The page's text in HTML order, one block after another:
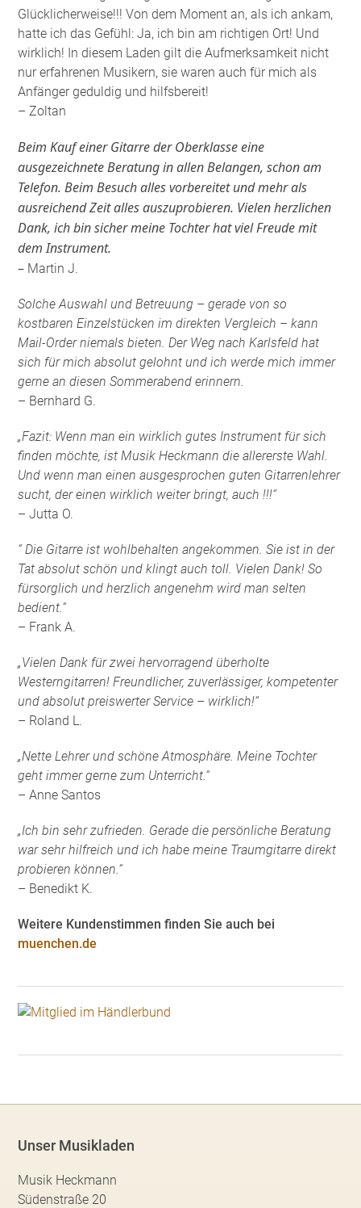
Glücklicherweise!!! Von dem Moment an, als ich ankam,
hatte ich das Gefühl: Ja, ich bin am richtigen Ort! Und
wirklich! In diesem Laden gilt die Aufmerksamkeit nicht
nur erfahrenen Musikern, sie waren auch für mich als
Anfänger geduldig und hilfsbereit!
– Zoltan
Beim Kauf einer Gitarre der Oberklasse eine
ausgezeichnete Beratung in allen Belangen, schon am
Telefon. Beim Besuch alles vorbereitet und mehr als
ausreichend Zeit alles auszuprobieren. Vielen herzlichen
Dank, ich bin sicher meine Tochter hat viel Freude mit
dem Instrument.
– Martin J.
Solche Auswahl und Betreuung – gerade von so
kostbaren Einzelstücken im direkten Vergleich – kann
Mail-Order niemals bieten. Der Weg nach Karlsfeld hat
sich für mich absolut gelohnt und ich werde mich immer
gerne an diesen Sommerabend erinnern.
– Bernhard G.
„Fazit: Wenn man ein wirklich gutes Instrument für sich
finden möchte, ist Musik Heckmann die allererste Wahl.
Und wenn man einen ausgesprochen guten Gitarrenlehrer
sucht, der einen wirklich weiter bringt, auch !!!“
– Jutta O.
“ Die Gitarre ist wohlbehalten angekommen. Sie ist in der
Tat absolut schön und klingt auch toll. Vielen Dank! So
fürsorglich und herzlich angenehm wird man selten
bedient.“
– Frank A.
„Vielen Dank für zwei hervorragend überholte
Westerngitarren! Freundlicher, zuverlässiger, kompetenter
und absolut preiswerter Service – wirklich!“
– Roland L.
„Nette Lehrer und schöne Atmosphäre. Meine Tochter
geht immer gerne zum Unterricht.“
– Anne Santos
„Ich bin sehr zufrieden. Gerade die persönliche Beratung
war sehr hilfreich und ich habe meine Traumgitarre direkt
probieren können.“
– Benedikt K.
Weitere Kundenstimmen finden Sie auch bei
muenchen.de
Unser Musikladen
Musik Heckmann
Südenstraße 20